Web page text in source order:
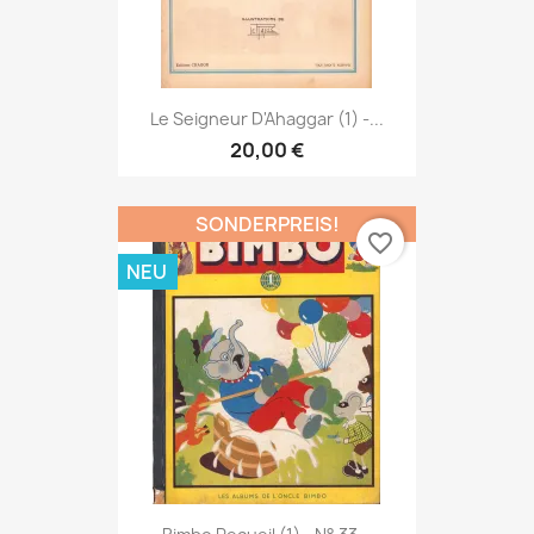
Le Seigneur D'Ahaggar (1) -...
20,00 €
SONDERPREIS!
NEU
favorite_border